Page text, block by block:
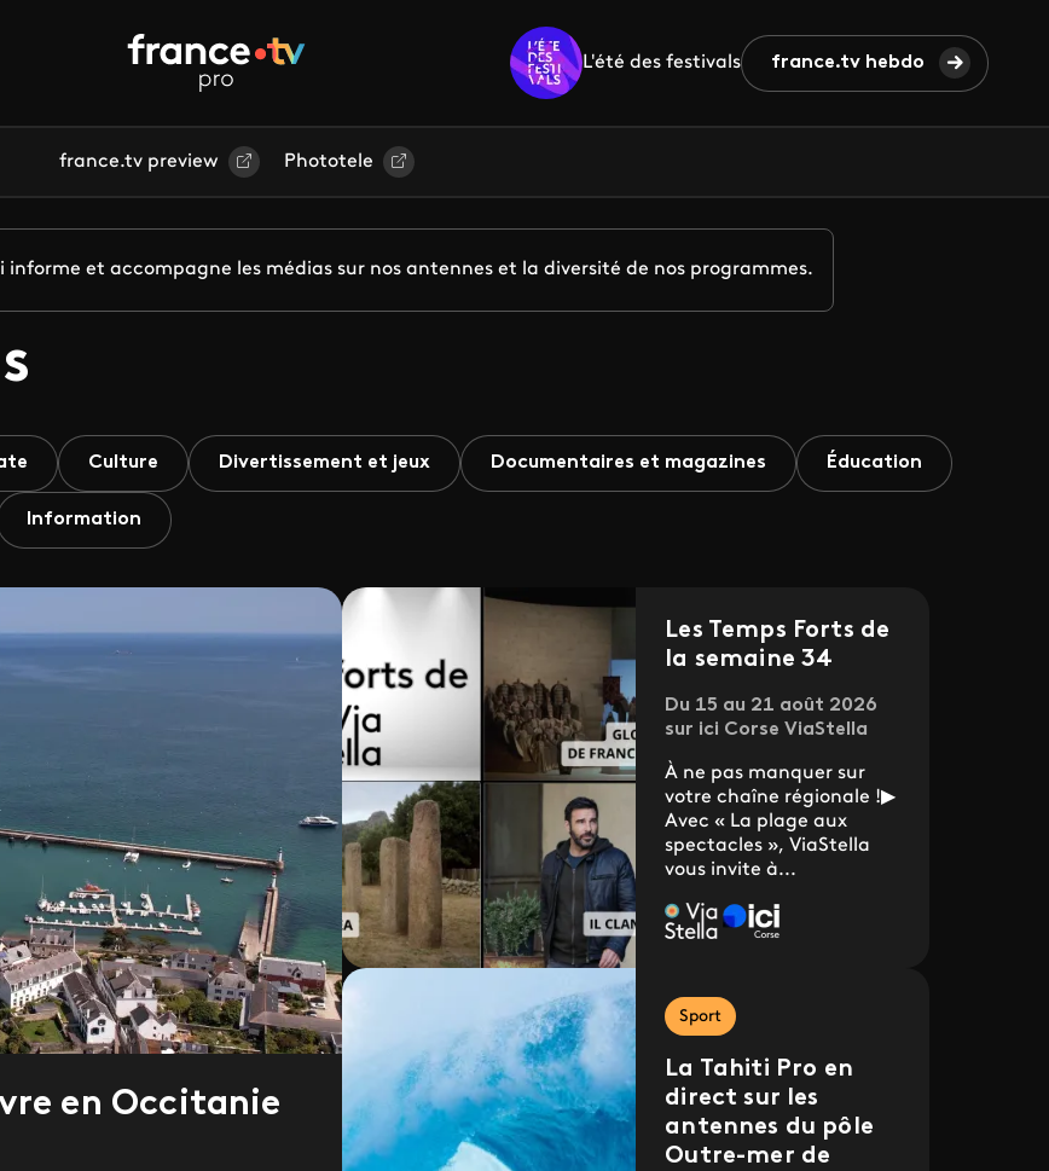
L'été des festivals france.tv hebdo
france.tv preview Phototele
informe et accompagne les médias sur nos antennes et la diversité de nos programmes.
Culture Divertissement et jeux Documentaires et magazines Éducation
Information
en Occitanie
Les Temps Forts de
la semaine 34
Du 15 au 21 août 2026
sur ici Corse ViaStella
À ne pas manquer sur
votre chaîne régionale !▶
Avec « La plage aux
spectacles », ViaStella
vous invite à...
Sport
La Tahiti Pro en
direct sur les
antennes du pôle
Outre-mer de